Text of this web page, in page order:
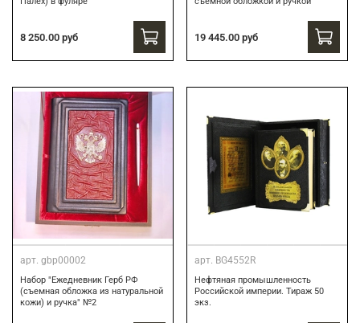
8 250.00 руб 19 445.00 руб
арт. gbp00002
Набор "Ежедневник Герб РФ
(съемная обложка из натуральной
кожи) и ручка" №2
арт. BG4552R
Нефтяная промышленность
Российской империи. Тираж 50
экз.